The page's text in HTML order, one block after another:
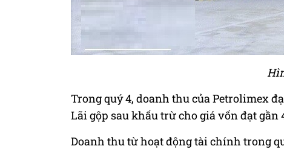
Trong quý 4, doanh thu của Petrolimex
Lãi gộp sau khấu trừ cho giá vốn đạt gần
Doanh thu từ hoạt động tài chính trong